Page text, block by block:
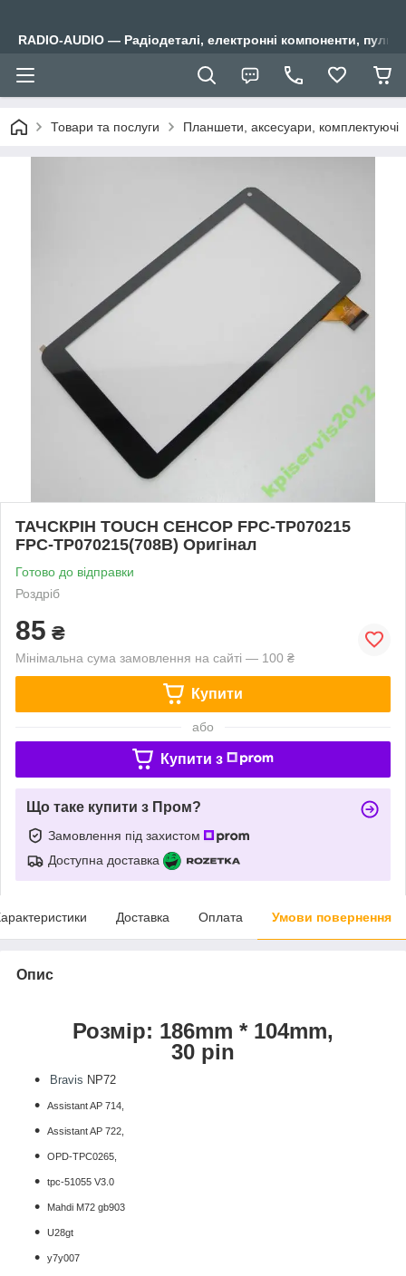
RADIO-AUDIO — Радіодеталі, електронні компоненти,
Товари та послуги Планшети, аксесуари, комплектуючі
ТАЧСКРІН TOUCH СЕНСОР FPC-TP070215
FPC-TP070215(708B) Оригінал
Готово до відправки
Роздріб
85 ₴
Мінімальна сума замовлення на сайті — 100 ₴
Купити
або
Купити з
Що таке купити з Пром?
Замовлення під захистом
Доступна доставка
Доставка Оплата Умови повернення
Опис
Розмір: 186mm * 104mm,
30 pin
Bravis NP72
Assistant AP 714,
Assistant AP 722,
OPD-TPC0265,
tpc-51055 V3.0
Mahdi M72 gb903
U28gt
y7y007